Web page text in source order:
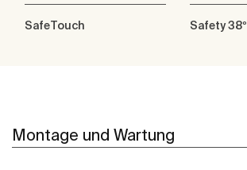
SafeTouch Safety 38º
Montage und Wartung